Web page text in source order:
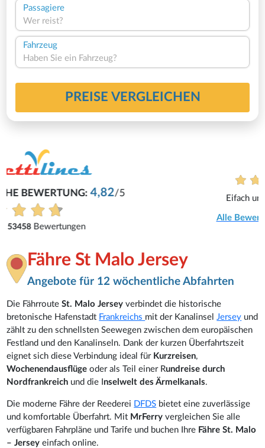
Passagiere
Wer reist?
Fahrzeug
Haben Sie ein Fahrzeug?
PREISE VERGLEICHEN
Eifach und problemlos.
Fähre St Malo Jersey
Angebote für 12 wöchentliche Abfahrten
Die FährrouteSt. Malo Jersey verbindet die historische
bretonische Hafenstadt Frankreichs mit der KanalinselJersey und
zählt zu den schnellsten Seewegen zwischen dem europäischen
Festland und den Kanalinseln. Dank der kurzen Überfahrtszeit
eignet sich diese Verbindung ideal für Kurzreisen,
Wochenendausflügeoder als Teil einer Rundreise durch
Nordfrankreich und die Inselwelt des Ärmelkanals.
Die moderne Fähre der Reederei DFDS bietet eine zuverlässige
und komfortable Überfahrt. Mit MrFerry vergleichen Sie alle
verfügbaren Fahrpläne und Tarife und buchen Ihre Fähre St. Malo
– Jersey einfach online.